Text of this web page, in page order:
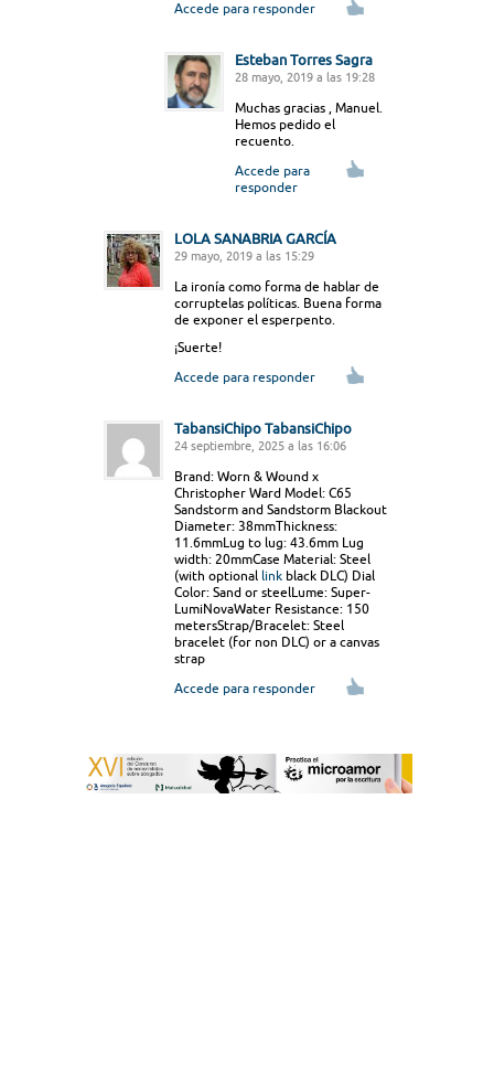
Accede para responder
Esteban Torres Sagra
28 mayo, 2019 a las 19:28
Muchas gracias , Manuel.
Hemos pedido el
recuento.
Accede para
responder
LOLA SANABRIA GARCÍA
29 mayo, 2019 a las 15:29
La ironía como forma de hablar de
corruptelas políticas. Buena forma
de exponer el esperpento.
¡Suerte!
Accede para responder
TabansiChipo TabansiChipo
24 septiembre, 2025 a las 16:06
Brand: Worn & Wound x
Christopher Ward Model: C65
Sandstorm and Sandstorm Blackout
Diameter: 38mmThickness:
11.6mmLug to lug: 43.6mm Lug
width: 20mmCase Material: Steel
(with optional link black DLC) Dial
Color: Sand or steelLume: Super-
LumiNovaWater Resistance: 150
metersStrap/Bracelet: Steel
bracelet (for non DLC) or a canvas
strap
Accede para responder